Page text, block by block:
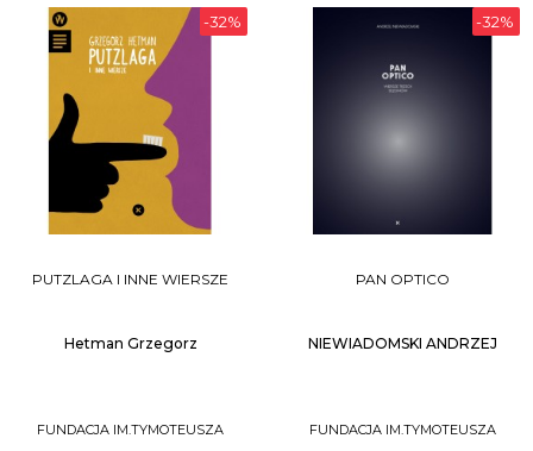
DO KOSZYKA DO KOSZYKA
-32%
PUTZLAGA I INNE WIERSZE
Hetman Grzegorz
FUNDACJA IM.TYMOTEUSZA
-32%
PAN OPTICO
NIEWIADOMSKI ANDRZEJ
FUNDACJA IM.TYMOTEUSZA